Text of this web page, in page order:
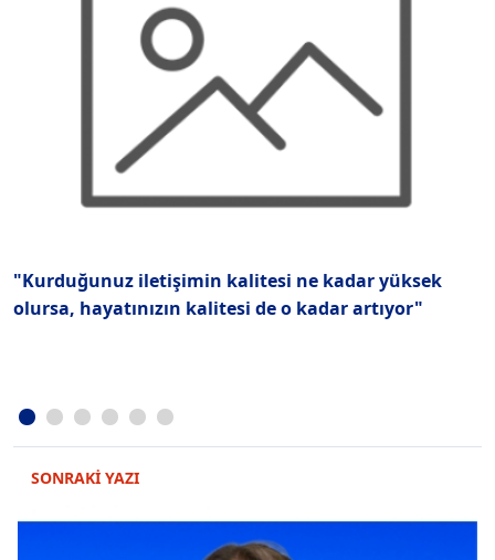
"Kurduğunuz iletişimin kalitesi ne kadar yüksek
olursa, hayatınızın kalitesi de o kadar artıyor"
SONRAKİ YAZI